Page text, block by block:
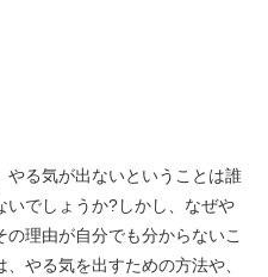
やる気が出ないということは誰
いでしょうか?しかし、なぜや
理由が自分でも分からないこ
やる気を出すための方法や、